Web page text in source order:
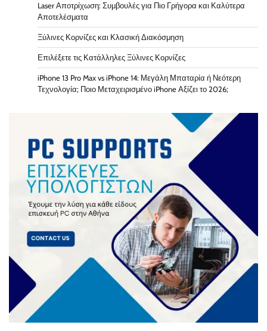
Laser Αποτρίχωση: Συμβουλές για Πιο Γρήγορα και Καλύτερα
Αποτελέσματα
Ξύλινες Κορνίζες και Κλασική Διακόσμηση
Επιλέξετε τις Κατάλληλες Ξύλινες Κορνίζες
iPhone 13 Pro Max vs iPhone 14: Μεγάλη Μπαταρία ή Νεότερη
Τεχνολογία; Ποιο Μεταχειρισμένο iPhone Αξίζει το 2026;